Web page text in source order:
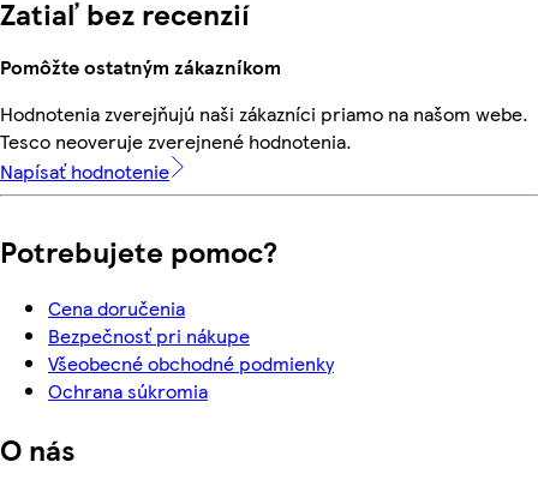
Zatiaľ bez recenzií
Pomôžte ostatným zákazníkom
Hodnotenia zverejňujú naši zákazníci priamo na našom webe.
Tesco neoveruje zverejnené hodnotenia.
Napísať hodnotenie
Potrebujete pomoc?
Cena doručenia
Bezpečnosť pri nákupe
Všeobecné obchodné podmienky
Ochrana súkromia
O nás